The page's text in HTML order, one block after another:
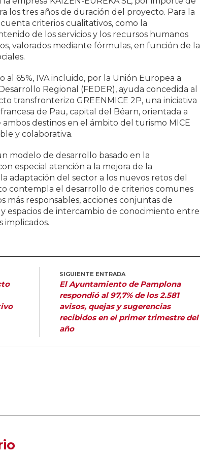
los tres años de duración del proyecto. Para la
criterios cualitativos, como la
de los servicios y los recursos humanos
valorados mediante fórmulas, en función de la
al 65%, IVA incluido, por la Unión Europea a
Regional (FEDER), ayuda concedida al
transfronterizo GREENMICE 2P, una iniciativa
de Pau, capital del Béarn, orientada a
destinos en el ámbito del turismo MICE
y colaborativa.
modelo de desarrollo basado en la
especial atención a la mejora de la
adaptación del sector a los nuevos retos del
contempla el desarrollo de criterios comunes
más responsables, acciones conjuntas de
espacios de intercambio de conocimiento entre
implicados.
SIGUIENTE ENTRADA
El Ayuntamiento de Pamplona
respondió al 97,7% de los 2.581
avisos, quejas y sugerencias
recibidos en el primer trimestre del
año